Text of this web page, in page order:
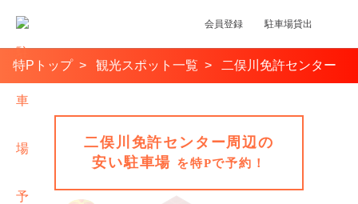
会員登録 駐車場貸出
特Pトップ 観光スポット一覧 二俣川免許センター
二俣川免許センター周辺の
安い駐車場 を特Pで予約！